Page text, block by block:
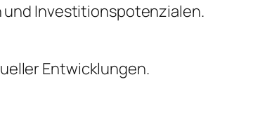
Investitionspotenzialen.
Entwicklungen.